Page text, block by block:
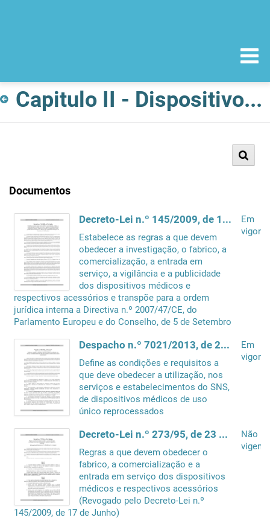
Capitulo II - Dispositivos Médicos
Documentos
Decreto-Lei n.º 145/2009, de 17 de Junho
Estabelece as regras a que devem
obedecer a investigação, o fabrico, a
comercialização, a entrada em
serviço, a vigilância e a publicidade
dos dispositivos médicos e
respectivos acessórios e transpõe para a ordem
jurídica interna a Directiva n.º 2007/47/CE, do
Parlamento Europeu e do Conselho, de 5 de Setembro
Em
vigor
Despacho n.º 7021/2013, de 24 de maio
Define as condições e requisitos a
que deve obedecer a utilização, nos
serviços e estabelecimentos do SNS,
de dispositivos médicos de uso
único reprocessados
Em
vigor
Decreto-Lei n.º 273/95, de 23 de Outubro
Regras a que devem obedecer o
fabrico, a comercialização e a
entrada em serviço dos dispositivos
médicos e respectivos acessórios
(Revogado pelo Decreto-Lei n.º
145/2009, de 17 de Junho)
Não
vigente